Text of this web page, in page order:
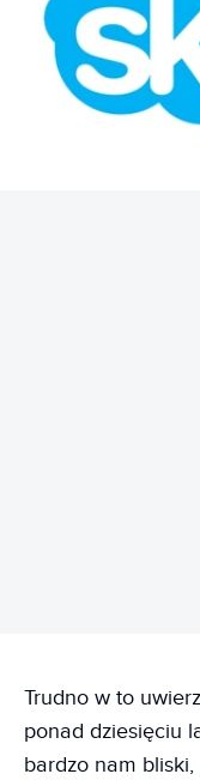
Trudno w to
ponad dziesięciu
bardzo nam